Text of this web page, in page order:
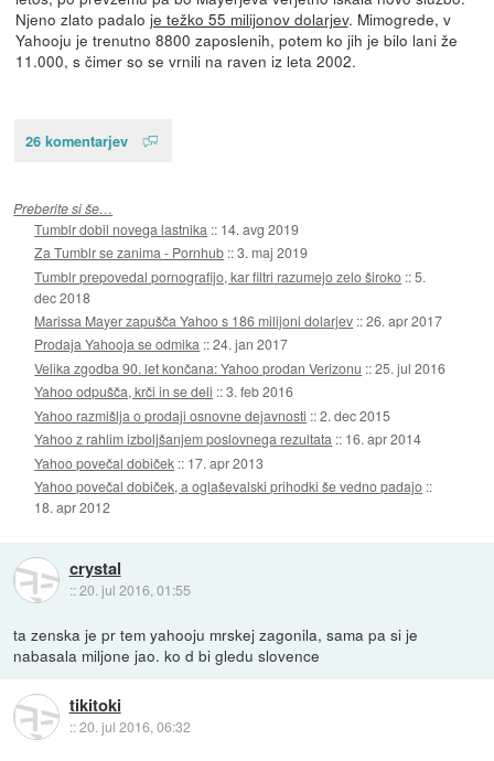
Njeno zlato padalo je težko 55 milijonov dolarjev. Mimogrede, v
Yahooju je trenutno 8800 zaposlenih, potem ko jih je bilo lani že
11.000, s čimer so se vrnili na raven iz leta 2002.
26 komentarjev
Preberite si še…
Tumblr dobil novega lastnika :: 14. avg 2019
Za Tumblr se zanima - Pornhub ::3. maj 2019
Tumblr prepovedal pornografijo, kar filtri razumejo zelo široko ::5.
dec 2018
Marissa Mayer zapušča Yahoo s 186 milijoni dolarjev ::26. apr 2017
Prodaja Yahooja se odmika ::24. jan 2017
Velika zgodba 90. let končana: Yahoo prodan Verizonu ::25. jul 2016
Yahoo odpušča, krči in se deli ::3. feb 2016
Yahoo razmišlja o prodaji osnovne dejavnosti ::2. dec 2015
Yahoo z rahlim izboljšanjem poslovnega rezultata :: 16. apr 2014
Yahoo povečal dobiček :: 17. apr 2013
Yahoo povečal dobiček, a oglaševalski prihodki še vedno padajo ::
18. apr 2012
crystal
::20. jul 2016, 01:55
ta zenska je pr tem yahooju mrskej zagonila, sama pa si je
nabasala miljone jao. ko d bi gledu slovence
tikitoki
::20. jul 2016, 06:32